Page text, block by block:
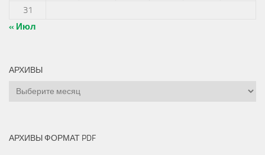
31
« Июл
АРХИВЫ
Архивы
АРХИВЫ ФОРМАТ PDF